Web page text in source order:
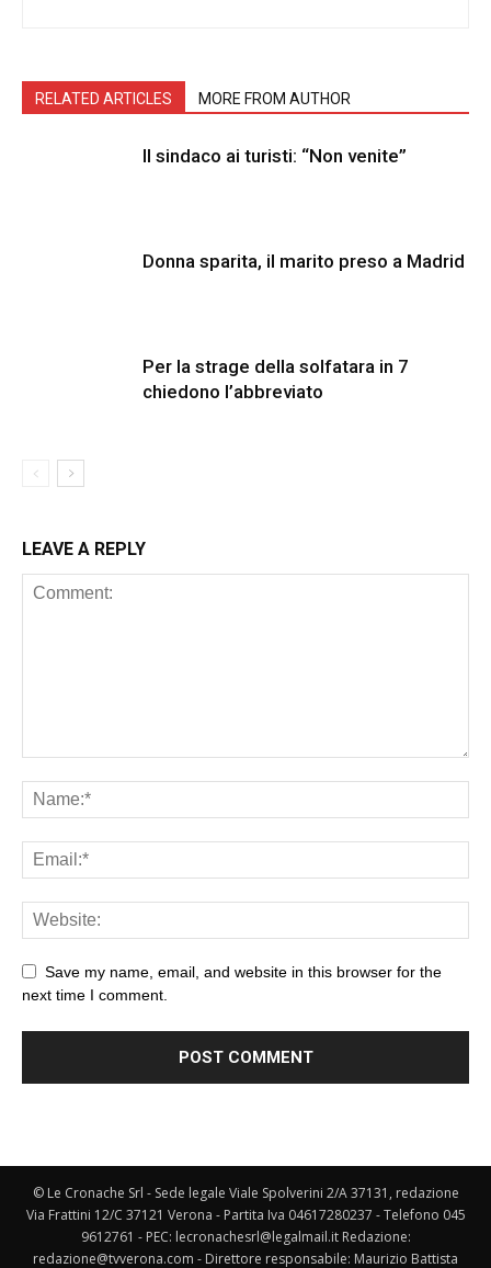
RELATED ARTICLES MORE FROM AUTHOR
Il sindaco ai turisti: “Non venite”
Donna sparita, il marito preso a Madrid
Per la strage della solfatara in 7
chiedono l’abbreviato
LEAVE A REPLY
Save my name, email, and website in this browser for the
next time I comment.
© Le Cronache Srl - Sede legale Viale Spolverini 2/A 37131, redazione
Via Frattini 12/C 37121 Verona - Partita Iva 04617280237 - Telefono 045
9612761 - PEC: lecronachesrl@legalmail.it Redazione:
redazione@tvverona.com - Direttore responsabile: Maurizio Battista